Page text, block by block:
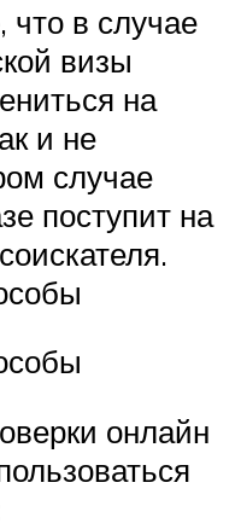
в случае
визы
на
и не
случае
поступит на
онлайн